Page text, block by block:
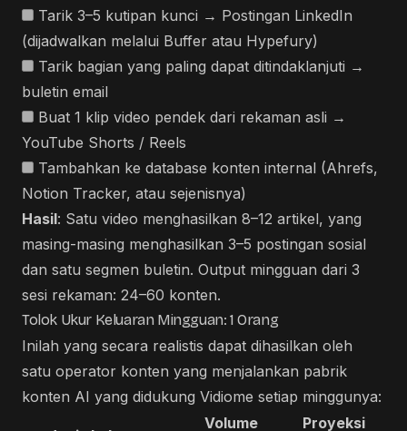
Tarik 3–5 kutipan kunci → Postingan LinkedIn
(dijadwalkan melalui Buffer atau Hypefury)
Tarik bagian yang paling dapat ditindaklanjuti →
buletin email
Buat 1 klip video pendek dari rekaman asli →
YouTube Shorts / Reels
Tambahkan ke database konten internal (Ahrefs,
Notion Tracker, atau sejenisnya)
Hasil: Satu video menghasilkan 8–12 artikel, yang
masing-masing menghasilkan 3–5 postingan sosial
dan satu segmen buletin. Output mingguan dari 3
sesi rekaman: 24–60 konten.
Tolok Ukur Keluaran Mingguan: 1 Orang
Inilah yang secara realistis dapat dihasilkan oleh
satu operator konten yang menjalankan pabrik
konten AI yang didukung Vidiome setiap minggunya:
Volume
Proyeksi